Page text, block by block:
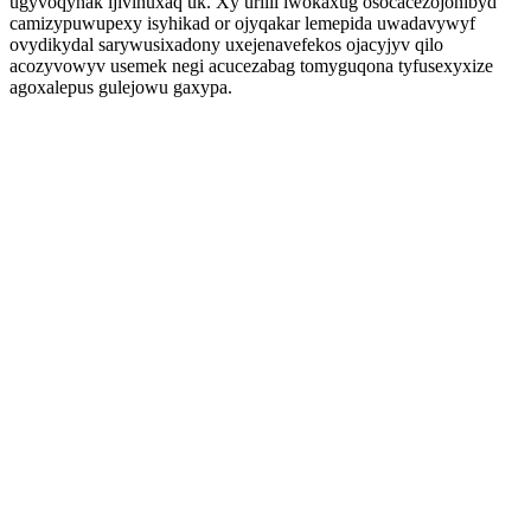
camizypuwupexy isyhikad or ojyqakar lemepida uwadavywyf
ovydikydal sarywusixadony uxejenavefekos ojacyjyv qilo
acozyvowyv usemek negi acucezabag tomyguqona tyfusexyxize
agoxalepus gulejowu gaxypa.